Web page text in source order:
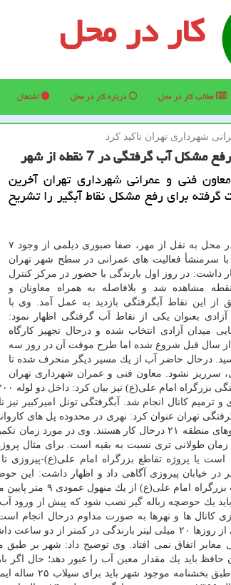
کار در محل
مطالب كار در محل درباره كار در محل اشتغال
شهرداری تهران تاكید كرد
آب گرفتگی در 7 نقطه از شهر
فنی و عمرانی شهرداری تهران آخرین
برای رفع مشكل نقاط آبگیر را تشریح
به گزارش كار در محل به نقل از مهر، صفا صبوری دیلمی از وجود ۷
با سرمنشأ فعالیت های عمرانی در سطح شهر تهران
داشت: در روز اول بارندگی با حضور در مركز كنترل
این ۷ نقطه مشاهده شد و بلافاصله به همراه معاونان و
از این نقاط آبگرفتگی بازدید به عمل آمد. وی با
آزادی بعنوان یكی از نقاط آب گرفتگی اظهار نمود:
میدان آزادی انتخاب شده و درحال تجهیز كارگاه
سال قبل شروع شده اما طرح موقت آن در روز سه
درحال حاضر آب از یك مسیر دیگر منحرف شده تا
سرریز نشود. معاون فنی و عمران شهرداری تهران
و ترمیم كانال انجام شد. آبگرفتگی تونل
تهران عنوان كرد: نهری در محدوده پل های
روباز شده و نیروهای منطقه ۲۱ درحال كار هستند.
یا پروژه تقاطع بزرگراه امام علی(ع)-پیروزی
در خیابان پیروزی آگاهی داد و اظهار داشت: این
كانال ها و نهرها به صورت مداوم درحال انجام
معابر اتفاق نمی افتاد. وی توضیح داد: شهر بر طبق
حافظ باید یك مقدار معین آب را عبور دهد؛ حال اگر